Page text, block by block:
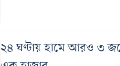
২৪ ঘণ্টায় হামে আরও ৩